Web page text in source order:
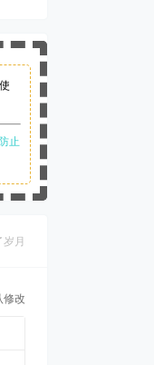
止
月
修改